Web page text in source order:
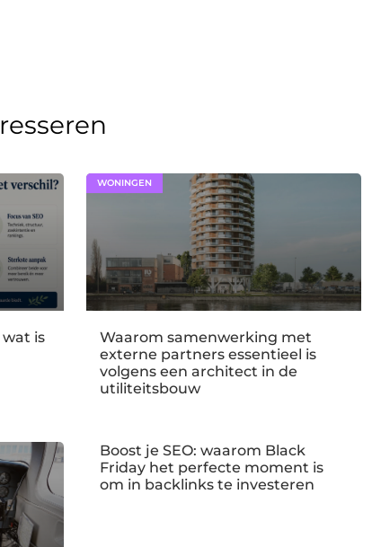
is
WONINGEN
Waarom samenwerking met
externe partners essentieel is
volgens een architect in de
utiliteitsbouw
Boost je SEO: waarom Black
Friday het perfecte moment is
om in backlinks te investeren